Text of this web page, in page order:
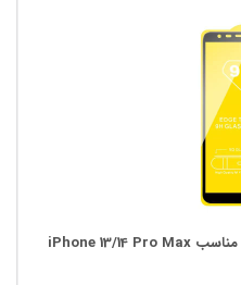
محافظ صفحه نمایش گلس مدل 9D مناسب iPhone 13/14 Pro Max